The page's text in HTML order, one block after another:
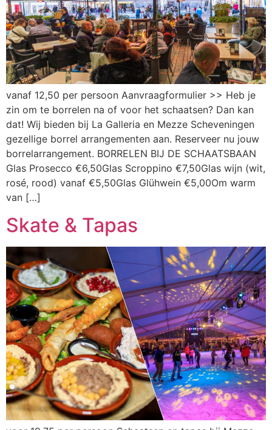
vanaf 12,50 per persoon Aanvraagformulier >> Heb je
zin om te borrelen na of voor het schaatsen? Dan kan
dat! Wij bieden bij La Galleria en Mezze Scheveningen
gezellige borrel arrangementen aan. Reserveer nu jouw
borrelarrangement. BORRELEN BIJ DE SCHAATSBAAN
Glas Prosecco €6,50Glas Scroppino €7,50Glas wijn (wit,
rosé, rood) vanaf €5,50Glas Glühwein €5,00Om warm
van […]
Skate & Tapas​